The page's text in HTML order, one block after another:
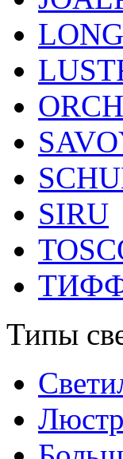
SIRU
Типы